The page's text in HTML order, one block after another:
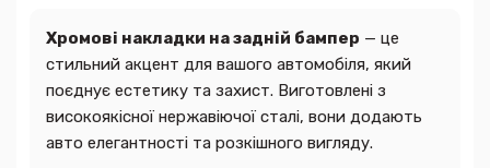
Хромові накладки на задній бампер — це
стильний акцент для вашого автомобіля, який
поєднує естетику та захист. Виготовлені з
високоякісної нержавіючої сталі, вони додають
авто елегантності та розкішного вигляду.